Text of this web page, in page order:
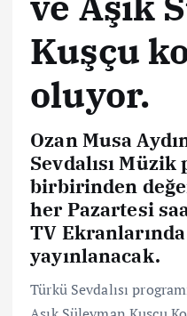
Kuşçu
oluyor.
Ozan Musa
Sevdalısı
birbirinden
her Pazartesi
TV
yayınlanacak.
Türkü Sevdalısı